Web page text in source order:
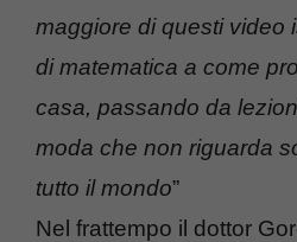
maggiore di questi video
di matematica a come
casa, passando da
moda che non riguarda
tutto il mondo”
Nel frattempo il dottor